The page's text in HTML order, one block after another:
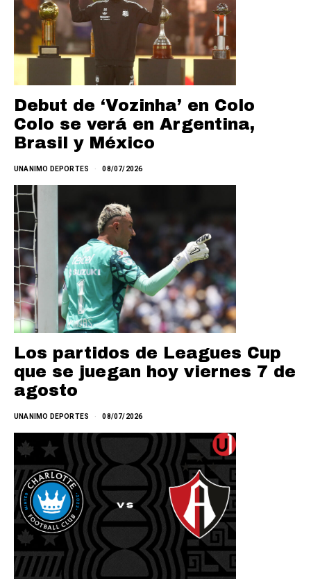
Debut de ‘Vozinha’ en Colo
Colo se verá en Argentina,
Brasil y México
UNANIMO DEPORTES 08/07/2026
Los partidos de Leagues Cup
que se juegan hoy viernes 7 de
agosto
UNANIMO DEPORTES 08/07/2026